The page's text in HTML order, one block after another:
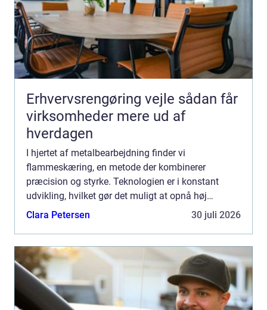
Erhvervsrengøring vejle sådan får
virksomheder mere ud af
hverdagen
I hjertet af metalbearbejdning finder vi
flammeskæring, en metode der kombinerer
præcision og styrke. Teknologien er i konstant
udvikling, hvilket gør det muligt at opnå høj
præcision i skæringen af metalem...
Clara Petersen 30 juli 2026